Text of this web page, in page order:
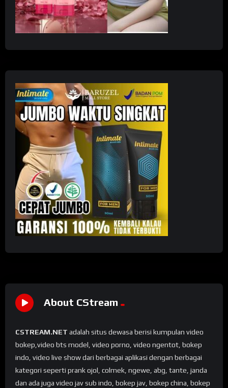
About CStream
CSTREAM.NET adalah situs dewasa berisi kumpulan video
bokep,video bts model, video porno, video ngentot, bokep
indo, video live show dari berbagai aplikasi dengan berbagai
kategori seperti prank ojol, colmek, ngewe, abg, tante, janda
dan ada juga video jav sub indo, bokep jav, bokep china, bokep